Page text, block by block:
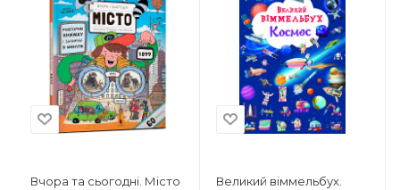
Вчора та сьогодні. Місто
Великий віммельбух.